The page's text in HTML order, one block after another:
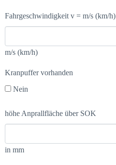
Fahrgeschwindigkeit v = m/s (km/h)
m/s (km/h)
Kranpuffer vorhanden
Nein
höhe Anprallfläche über SOK
in mm